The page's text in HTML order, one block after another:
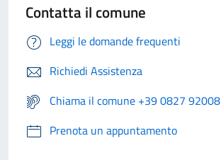
Contatta il comune
Leggi le domande frequenti
Richiedi Assistenza
Chiama il comune +39 0827 92008
Prenota un appuntamento